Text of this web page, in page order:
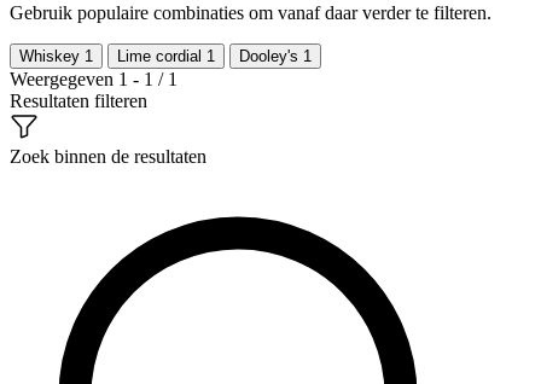
Gebruik populaire combinaties om vanaf daar verder te filteren.
Whiskey 1 Lime cordial 1 Dooley's 1
Weergegeven 1 - 1 / 1
Resultaten filteren
Zoek binnen de resultaten